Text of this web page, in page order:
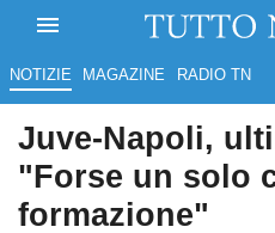
NOTIZIE MAGAZINE RADIO TN
Juve-Napoli,
"Forse un solo
formazione"